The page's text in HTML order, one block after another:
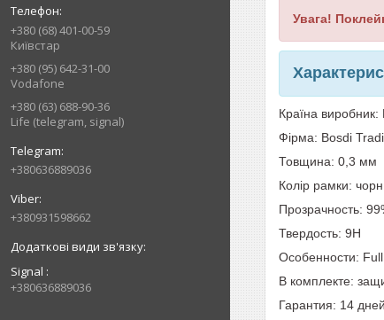
+380 (68) 401-00-59
Київстар
+380 (95) 642-31-00
Vodafone
+380 (63) 688-90-36
Life (telegram, signal)
+380636889036
+380931598662
Signal
+380636889036
Увага!
Країна виробник:
Фірма: Bosdi
Товщина: 0,3 мм
Колір рамки:
Прозрачность:
Твердость: 9H
Особенности:
В комплекте:
Гарантия: 14